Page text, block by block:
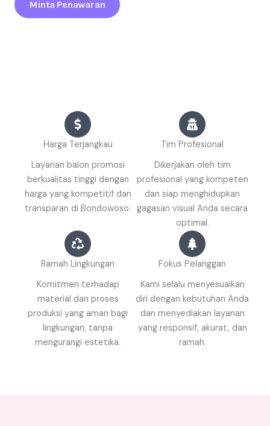
Minta Penawaran
Harga Terjangkau
Layanan balon promosi
berkualitas tinggi dengan
harga yang kompetitif dan
transparan di Bondowoso.
Tim Profesional
Dikerjakan oleh tim
profesional yang kompeten
dan siap menghidupkan
gagasan visual Anda secara
optimal.
Ramah Lingkungan
Komitmen terhadap
material dan proses
produksi yang aman bagi
lingkungan, tanpa
mengurangi estetika.
Fokus Pelanggan
Kami selalu menyesuaikan
diri dengan kebutuhan Anda
dan menyediakan layanan
yang responsif, akurat, dan
ramah.